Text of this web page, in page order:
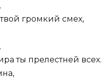
громкий смех,
ты прелестней всех.